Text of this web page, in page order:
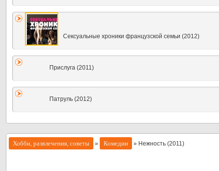
Сексуальные хроники французской семьи (2012)
Прислуга (2011)
Патруль (2012)
Хобби, развлечения, советы » Комедии » Нежность (2011)